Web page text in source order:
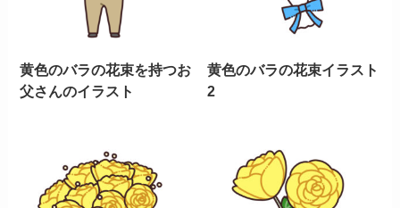
黄色のバラの花束を持つお
父さんのイラスト
黄色のバラの花束イラスト
2